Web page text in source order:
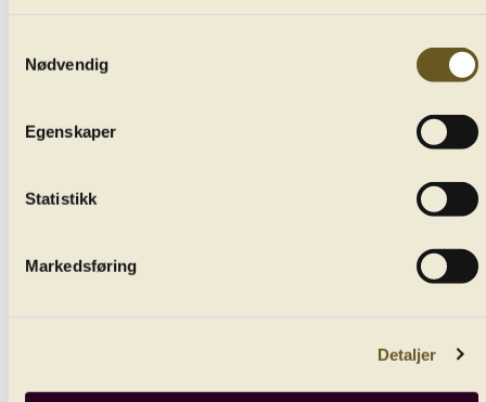
Nødvendig
Egenskaper
Statistikk
Markedsføring
Detaljer
conductor
Wolfgang Amadeus Mozart